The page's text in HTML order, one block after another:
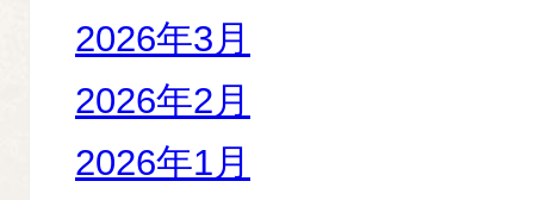
2026年3月
2026年2月
2026年1月